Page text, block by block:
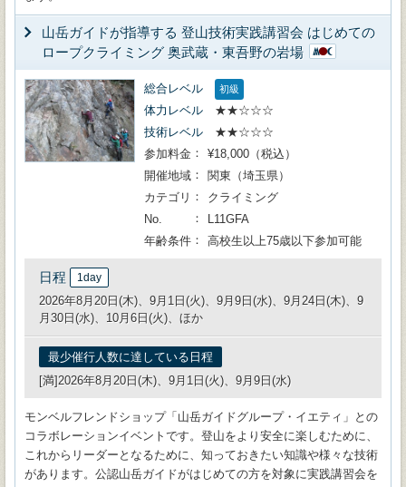
山岳ガイドが指導する 登山技術実践講習会 はじめての
ロープクライミング 奥武蔵・東吾野の岩場
総合レベル 初級
体力レベル
★★☆☆☆
技術レベル
★★☆☆☆
参加料金
¥18,000（税込）
開催地域
関東（埼玉県）
カテゴリ
クライミング
No.
L11GFA
年齢条件
高校生以上75歳以下参加可能
日程 1day
2026年8月20日(木)、9月1日(火)、9月9日(水)、9月24日(木)、9
月30日(水)、10月6日(火)、ほか
最少催行人数に達している日程
[満]2026年8月20日(木)、9月1日(火)、9月9日(水)
モンベルフレンドショップ「山岳ガイドグループ・イエティ」との
コラボレーションイベントです。登山をより安全に楽しむために、
これからリーダーとなるために、知っておきたい知識や様々な技術
があります。公認山岳ガイドがはじめての方を対象に実践講習会を